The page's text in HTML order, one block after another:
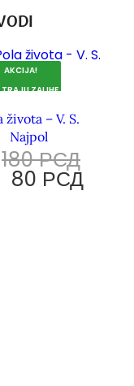
AKCIJA!
ZALIHE.
života – V. S.
Najpol
180РСД
80 РСД